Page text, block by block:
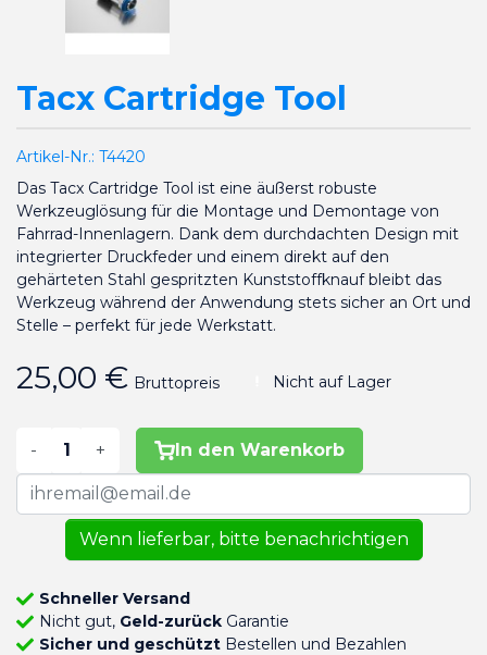
Tacx Cartridge Tool
Artikel-Nr.: T4420
Das Tacx Cartridge Tool ist eine äußerst robuste
Werkzeuglösung für die Montage und Demontage von
Fahrrad-Innenlagern. Dank dem durchdachten Design mit
integrierter Druckfeder und einem direkt auf den
gehärteten Stahl gespritzten Kunststoffknauf bleibt das
Werkzeug während der Anwendung stets sicher an Ort und
Stelle – perfekt für jede Werkstatt.
25,00 € Bruttopreis Nicht auf Lager
- + In den Warenkorb
Wenn lieferbar, bitte benachrichtigen
Schneller Versand
Nicht gut, Geld-zurückGarantie
Sicher und geschütztBestellen und Bezahlen